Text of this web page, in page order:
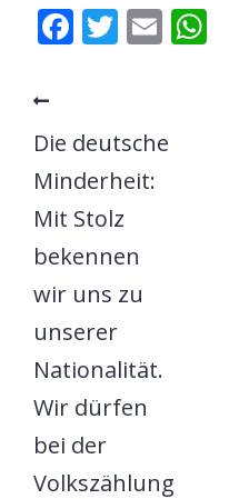
Facebook
Twitter
Email
Die deutsche
Minderheit:
Mit Stolz
bekennen
wir uns zu
unserer
Nationalität.
Wir dürfen
bei der
Volkszählung